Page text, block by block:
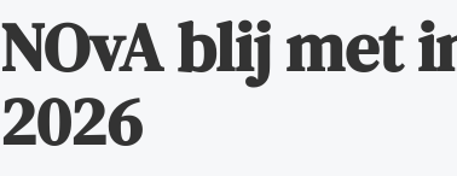
NOvA blij met
2026